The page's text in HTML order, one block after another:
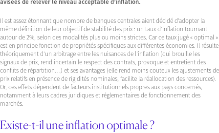
avisées de relever le niveau acceptable d’inflation.
Il est assez étonnant que nombre de banques centrales aient décidé d’adopter la
même définition de leur objectif de stabilité des prix : un taux d’inflation tournant
autour de 2%, selon des modalités plus ou moins strictes. Car ce taux jugé « optimal »
est en principe fonction de propriétés spécifiques aux différentes économies. Il résulte
théoriquement d’un arbitrage entre les nuisances de l’inflation (qui brouille les
signaux de prix, rend incertain le respect des contrats, provoque et entretient des
conflits de répartition…) et ses avantages (elle rend moins couteux les ajustements de
prix relatifs en présence de rigidités nominales, facilite la réallocation des ressources).
Or, ces effets dépendent de facteurs institutionnels propres aux pays concernés,
notamment à leurs cadres juridiques et réglementaires de fonctionnement des
marchés.
Existe-t-il une inflation optimale ?